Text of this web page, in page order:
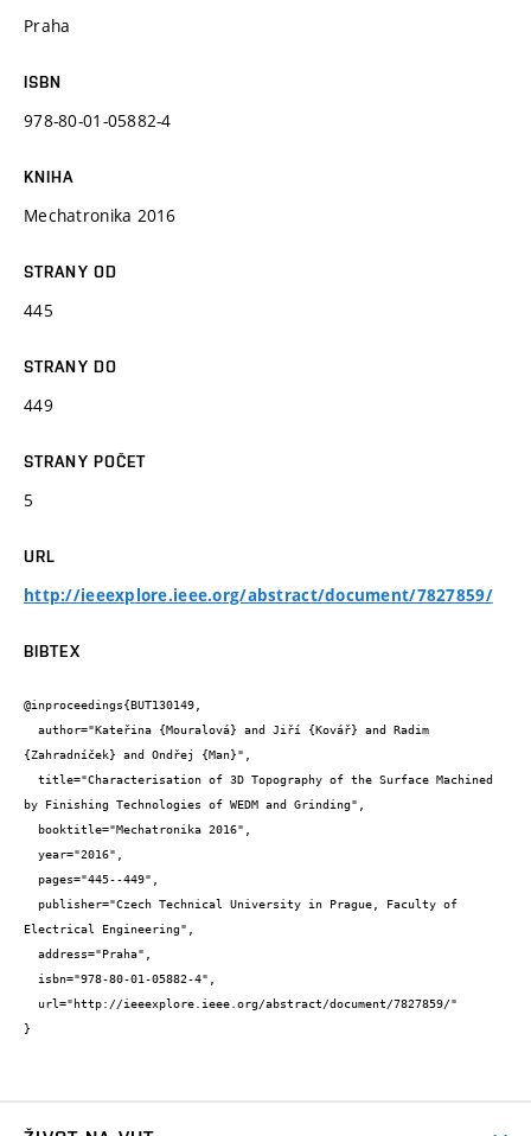
Praha
ISBN
978-80-01-05882-4
KNIHA
Mechatronika 2016
STRANY OD
445
STRANY DO
449
STRANY POČET
5
URL
http://ieeexplore.ieee.org/abstract/document/7827859/
BIBTEX
@inproceedings{BUT130149,
{Zahradníček} and Ondřej {Man}",
by Finishing Technologies of WEDM and Grinding",
Electrical Engineering",
}